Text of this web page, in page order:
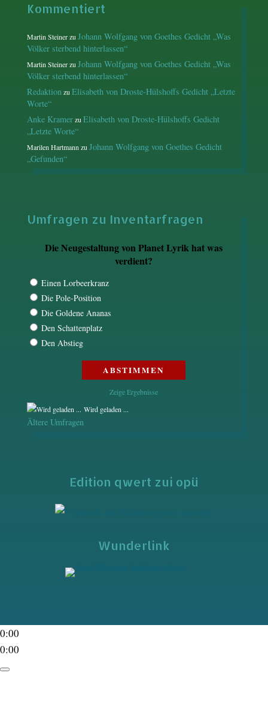
Kommentiert
Martin SteinerzuJohann Wolfgang von Goethes Gedicht „Was
Völker sterbend hinterlassen“
Martin SteinerzuJohann Wolfgang von Goethes Gedicht „Was
Völker sterbend hinterlassen“
RedaktionzuElisabeth von Droste-Hülshoffs Gedicht „Letzte
Worte“
Anke KramerzuElisabeth von Droste-Hülshoffs Gedicht
„Letzte Worte“
Marilen HartmannzuJohann Wolfgang von Goethes Gedicht
„Gefunden“
Umfragen zu Inventarfragen
Die Neugestaltung von Planet Lyrik hat was
verdient?
Einen Lorbeerkranz
Die Pole-Position
Die Goldene Ananas
Den Schattenplatz
Den Abstieg
Zeige Ergebnisse
Wird geladen ...
Ältere Umfragen
Edition qwert zui opü
Wunderlink
0:00
0:00